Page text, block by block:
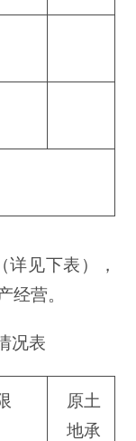
见下表），
经营。
况表
原土
地承